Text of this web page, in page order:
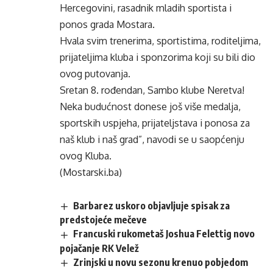
Hercegovini, rasadnik mladih sportista i
ponos grada Mostara.
Hvala svim trenerima, sportistima, roditeljima,
prijateljima kluba i sponzorima koji su bili dio
ovog putovanja.
Sretan 8. rođendan, Sambo klube Neretva!
Neka budućnost donese još više medalja,
sportskih uspjeha, prijateljstava i ponosa za
naš klub i naš grad”, navodi se u saopćenju
ovog Kluba.
(Mostarski.ba)
Barbarez uskoro objavljuje spisak za
predstojeće mečeve
Francuski rukometaš Joshua Felettig novo
pojačanje RK Velež
Zrinjski u novu sezonu krenuo pobjedom